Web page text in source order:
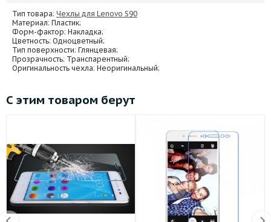
Тип товара: Чехлы для Lenovo S90
Материал: Пластик;
Форм-фактор: Накладка;
Цветность: Одноцветный;
Тип поверхности: Глянцевая;
Прозрачность: Транспарентный;
Оригинальность чехла: Неоригинальный;
С этим товаром берут